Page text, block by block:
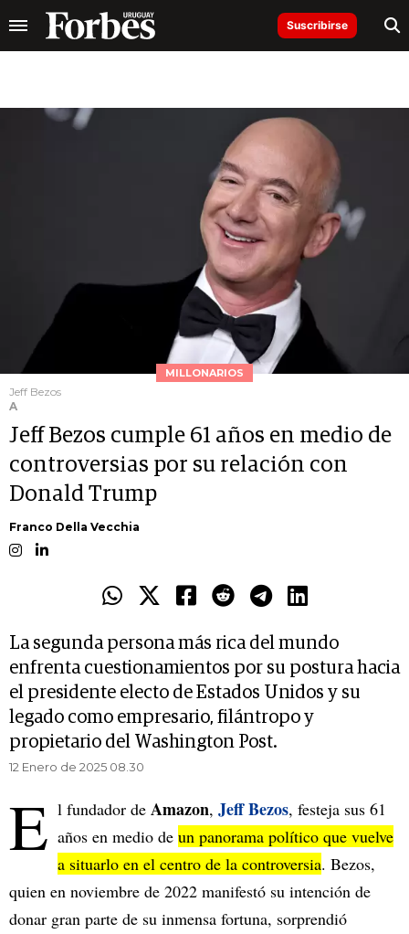
Suscribirse
MILLONARIOS
Jeff Bezos
A
Jeff Bezos cumple 61 años en medio de
controversias por su relación con
Donald Trump
Franco Della Vecchia
La segunda persona más rica del mundo
enfrenta cuestionamientos por su postura hacia
el presidente electo de Estados Unidos y su
legado como empresario, filántropo y
propietario del Washington Post.
12 Enero de 2025 08.30
E l fundador de Amazon, Jeff Bezos, festeja sus 61
años en medio de un panorama político que vuelve
a situarlo en el centro de la controversia. Bezos,
quien en noviembre de 2022 manifestó su intención de
donar gran parte de su inmensa fortuna, sorprendió